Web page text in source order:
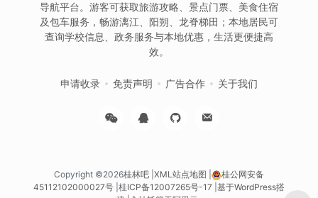
导航平台。游客可获取旅游攻略、景点门票、美食住宿
及包车服务，畅游漓江、阳朔、龙脊梯田；本地居民可
查询学校信息、政务服务与本地优惠，生活更便捷高
效。
申请收录 免责声明 广告合作 关于我们
Copyright ©2026桂林吧 XML站点地图
桂公网安备
45112102000027号 桂ICP备12007265号-17 基于WordPress搭